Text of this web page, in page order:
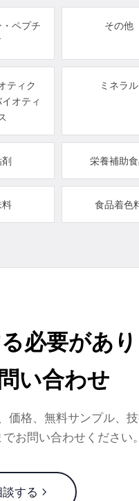
ペプチ
その他
ティク
オティ
ミネラル
栄養補助
料 食品着色
必要があ
い合わせ
価格、無料サンプル、
お問い合わせください。
する